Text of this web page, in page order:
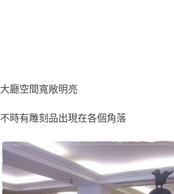
大廳空間寬敞明亮
不時有雕刻品出現在各個角落